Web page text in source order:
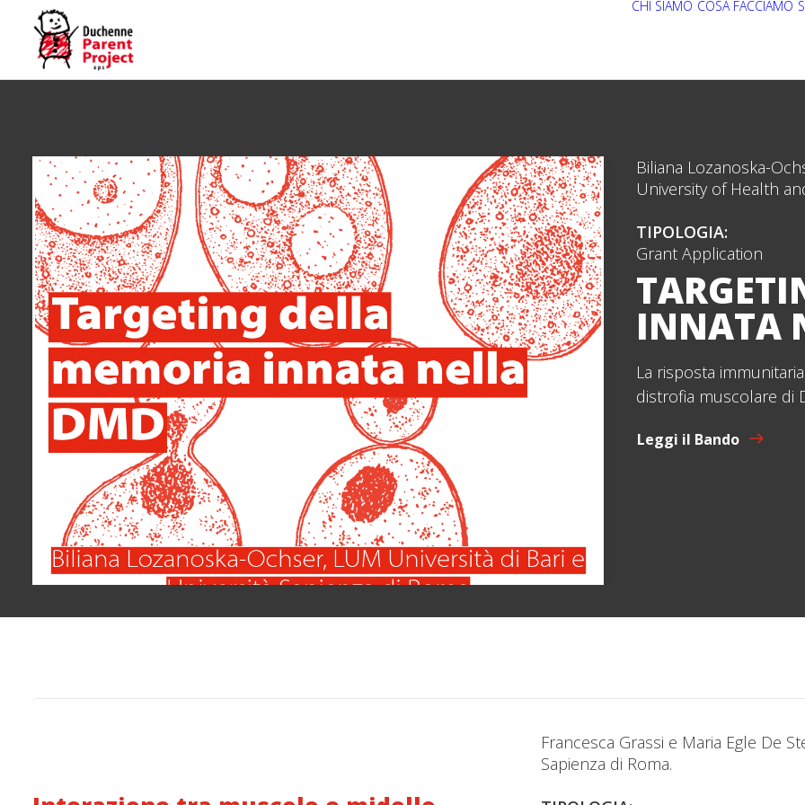
CHI SIAMO COSA FACCIAMO
Biliana Lozanoska-
University of Health
TIPOLOGIA:
Grant Application
INNATA
La risposta
distrofia muscolare di
Leggi il Bando
Francesca Grassi e Maria Egle De
Sapienza di Roma.